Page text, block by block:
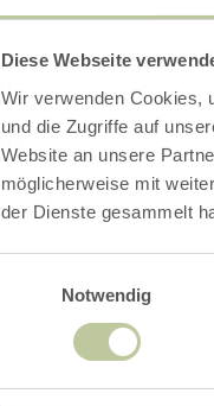
Diese Webseite
Wir verwenden Cookies,
und die Zugriffe auf
Website an unsere
möglicherweise mit
der Dienste gesammelt
Notwendig